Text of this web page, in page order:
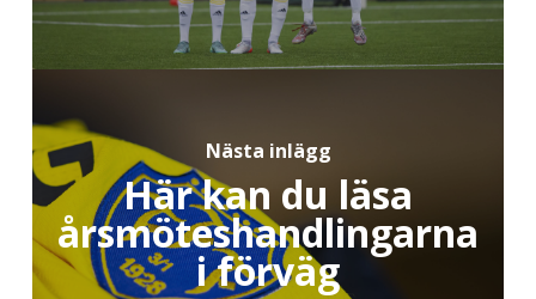
Nästa inlägg
Här kan du läsa
årsmöteshandlingarna
i förväg